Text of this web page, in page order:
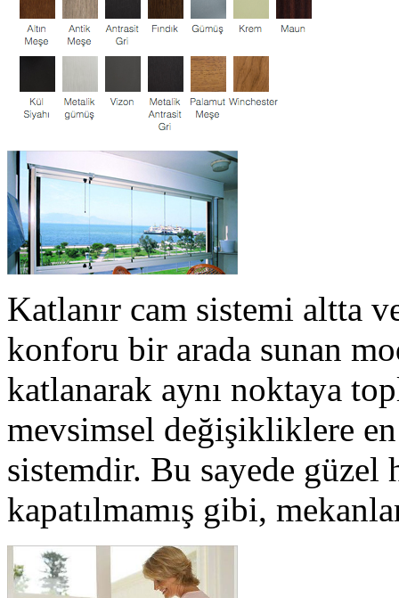
Katlanır cam sistemi altta
konforu bir arada sunan
katlanarak aynı noktaya
mevsimsel değişikliklere
sistemdir. Bu sayede güzel
kapatılmamış gibi,